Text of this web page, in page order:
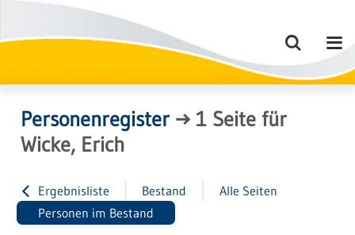
Personenregister→1 Seite für
Wicke, Erich
Ergebnisliste Bestand
Alle Seiten
Personen im Bestand